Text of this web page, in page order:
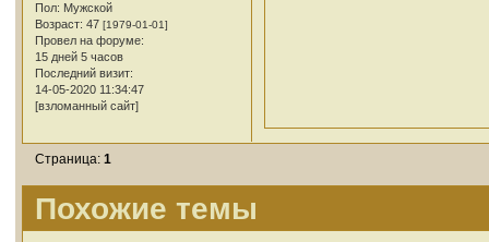
Пол: Мужской
Возраст: 47 [1979-01-01]
Провел на форуме:
15 дней 5 часов
Последний визит:
14-05-2020 11:34:47
[взломанный сайт]
Страница: 1
Похожие темы